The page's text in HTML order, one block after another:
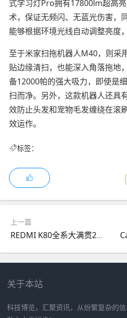
式学习灯Pro拥有17800lm超高
术，保证无频闪、无蓝光伤害，
能够根据环境光线自动调整亮度
至于米家扫拖机器人M40，则采
贴边缘清扫，也能深入角落拖地
备12000帕的强大吸力，即使是
扫而净。另外，这款机器人还具
效防止头发和宠物毛发缠绕在滚
效运作。
标签：
上一篇
REDMI K80全系大满贯2K屏，全亮度DC
关于本站
科技博览，汇聚资讯，从纷繁复杂的